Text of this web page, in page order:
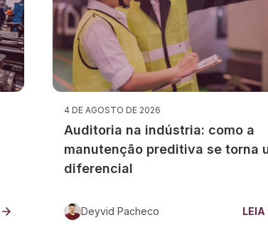
4 DE AGOSTO DE 2026
Auditoria na indústria: como a
manutenção preditiva se torna
diferencial
Deyvid Pacheco LEIA